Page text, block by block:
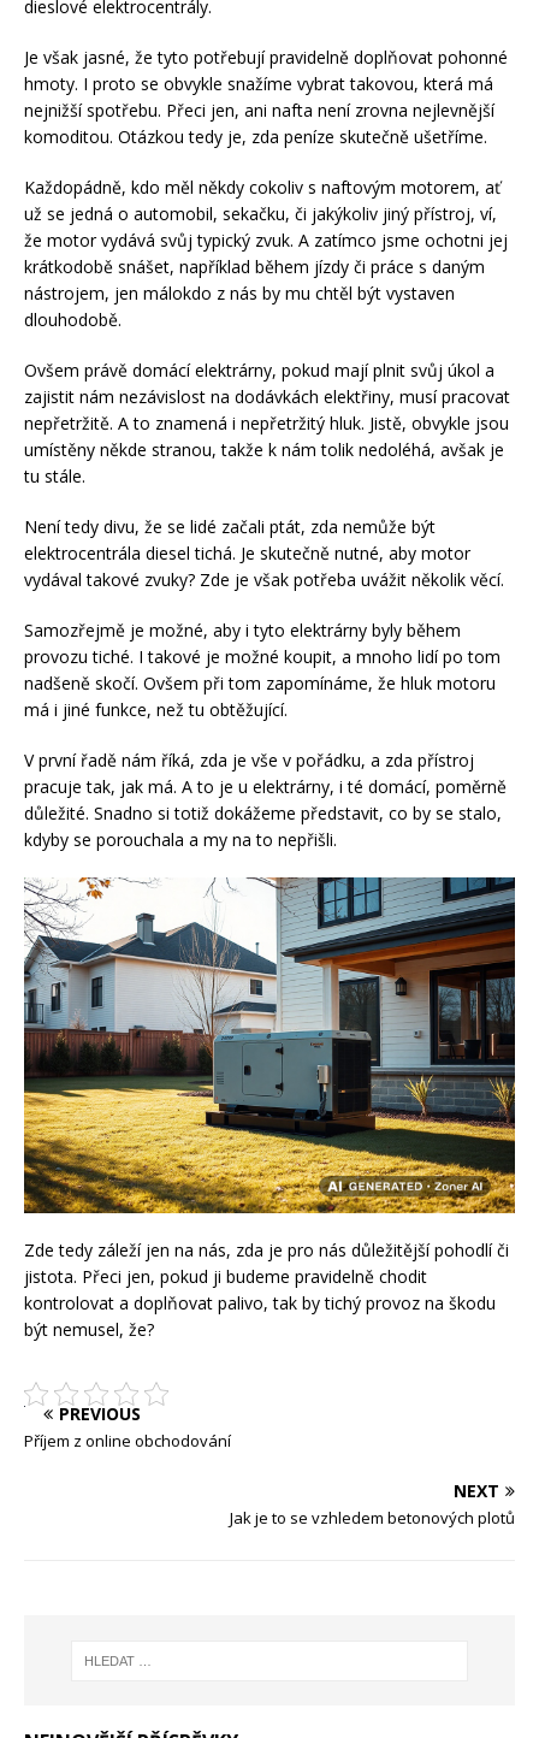
dieslové elektrocentrály.
Je však jasné, že tyto potřebují pravidelně doplňovat pohonné
hmoty. I proto se obvykle snažíme vybrat takovou, která má
nejnižší spotřebu. Přeci jen, ani nafta není zrovna nejlevnější
komoditou. Otázkou tedy je, zda peníze skutečně ušetříme.
Každopádně, kdo měl někdy cokoliv s naftovým motorem, ať
už se jedná o automobil, sekačku, či jakýkoliv jiný přístroj, ví,
že motor vydává svůj typický zvuk. A zatímco jsme ochotni jej
krátkodobě snášet, například během jízdy či práce s daným
nástrojem, jen málokdo z nás by mu chtěl být vystaven
dlouhodobě.
Ovšem právě domácí elektrárny, pokud mají plnit svůj úkol a
zajistit nám nezávislost na dodávkách elektřiny, musí pracovat
nepřetržitě. A to znamená i nepřetržitý hluk. Jistě, obvykle jsou
umístěny někde stranou, takže k nám tolik nedoléhá, avšak je
tu stále.
Není tedy divu, že se lidé začali ptát, zda nemůže být
elektrocentrála diesel tichá. Je skutečně nutné, aby motor
vydával takové zvuky? Zde je však potřeba uvážit několik věcí.
Samozřejmě je možné, aby i tyto elektrárny byly během
provozu tiché. I takové je možné koupit, a mnoho lidí po tom
nadšeně skočí. Ovšem při tom zapomínáme, že hluk motoru
má i jiné funkce, než tu obtěžující.
V první řadě nám říká, zda je vše v pořádku, a zda přístroj
pracuje tak, jak má. A to je u elektrárny, i té domácí, poměrně
důležité. Snadno si totiž dokážeme představit, co by se stalo,
kdyby se porouchala a my na to nepřišli.
Zde tedy záleží jen na nás, zda je pro nás důležitější pohodlí či
jistota. Přeci jen, pokud ji budeme pravidelně chodit
kontrolovat a doplňovat palivo, tak by tichý provoz na škodu
být nemusel, že?
PREVIOUS
Příjem z online obchodování
NEXT
Jak je to se vzhledem betonových plotů